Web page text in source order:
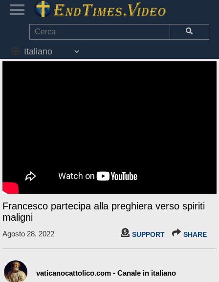
Francesco partecipa alla preghiera verso spiriti
maligni
Agosto 28, 2022 SUPPORT SHARE
vaticanocattolico.com - Canale in italiano